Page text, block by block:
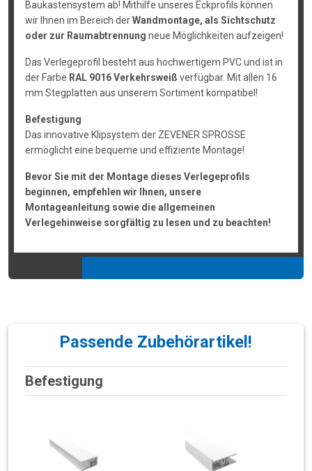
Baukastensystem ab! Mithilfe unseres Eckprofils können
wir Ihnen im Bereich derWandmontage, als Sichtschutz
oder zur Raumabtrennung neue Möglichkeiten aufzeigen!
Das Verlegeprofil besteht aus hochwertigem PVC und ist in
der Farbe RAL 9016 Verkehrsweiß verfügbar. Mit allen 16
mm Stegplatten aus unserem Sortiment kompatibel!
Befestigung
Das innovative Klipsystem der ZEVENER SPROSSE
ermöglicht eine bequeme und effiziente Montage!
Bevor Sie mit der Montage dieses Verlegeprofils
beginnen, empfehlen wir Ihnen, unsere
Montageanleitung sowie die allgemeinen
Verlegehinweise sorgfältig zu lesen und zu beachten!
Passende Zubehörartikel!
Befestigung